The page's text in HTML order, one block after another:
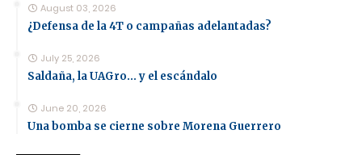
August 03, 2026
¿Defensa de la 4T o campañas adelantadas?
July 25, 2026
Saldaña, la UAGro... y el escándalo
June 20, 2026
Una bomba se cierne sobre Morena Guerrero